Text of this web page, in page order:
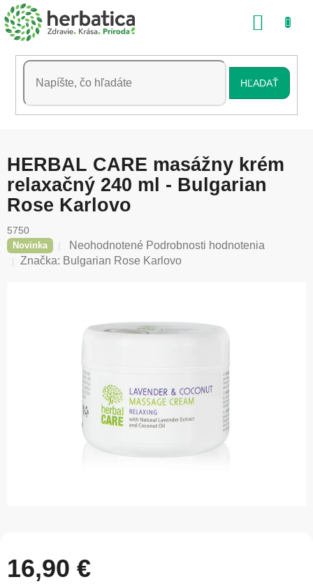
Prejsť
na
obsah
HĽADAŤ
HERBAL CARE masážny krém
relaxačný 240 ml - Bulgarian
Rose Karlovo
5750
Novinka
Priemerné
hodnotenie
Neohodnotené Podrobnosti hodnotenia
Značka: Bulgarian Rose Karlovo
16,90 €